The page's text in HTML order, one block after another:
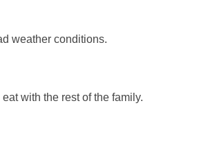
weather conditions.
with the rest of the family.